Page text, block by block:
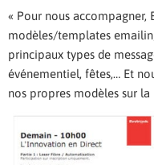
« Pour nous accompagner,
modèles/templates
principaux types de
événementiel, fêtes,… Et
nos propres modèles sur